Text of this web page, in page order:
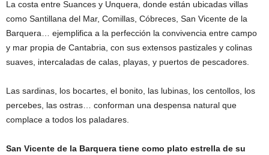
La costa entre Suances y Unquera, donde están ubicadas villas
como Santillana del Mar, Comillas, Cóbreces, San Vicente de la
Barquera… ejemplifica a la perfección la convivencia entre campo
y mar propia de Cantabria, con sus extensos pastizales y colinas
suaves, intercaladas de calas, playas, y puertos de pescadores.
Las sardinas, los bocartes, el bonito, las lubinas, los centollos, los
percebes, las ostras… conforman una despensa natural que
complace a todos los paladares.
San Vicente de la Barquera tiene como plato estrella de su